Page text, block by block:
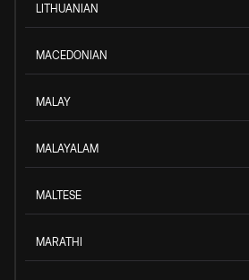
LITHUANIAN
MACEDONIAN
MALAY
MALAYALAM
MALTESE
MARATHI